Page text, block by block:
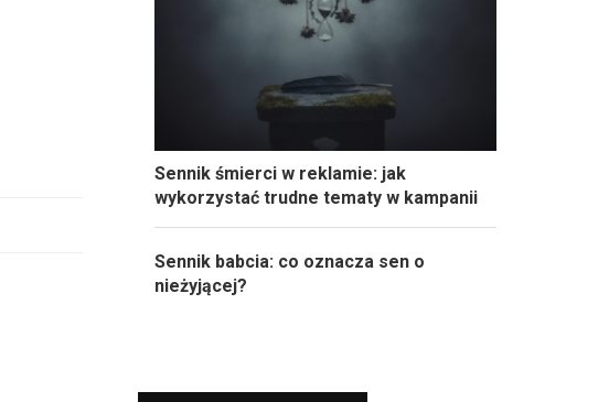
Sennik śmierci w reklamie: jak
wykorzystać trudne tematy w kampanii
Sennik babcia: co oznacza sen o
nieżyjącej?